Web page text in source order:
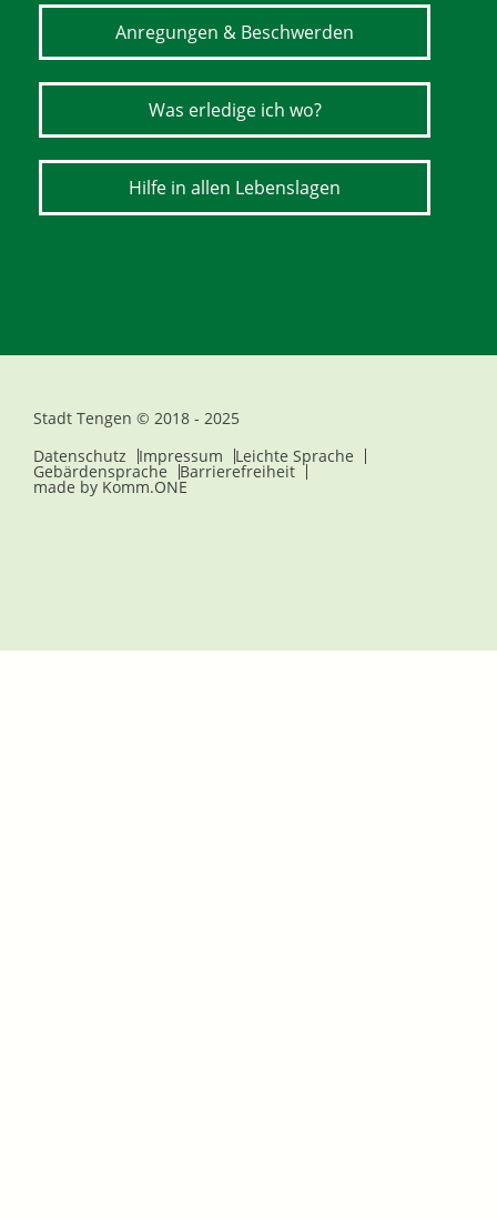
Anregungen & Beschwerden
Was erledige ich wo?
Hilfe in allen Lebenslagen
Stadt Tengen © 2018 - 2025
Datenschutz
Impressum Leichte Sprache
Gebärdensprache Barrierefreiheit
made by Komm.ONE